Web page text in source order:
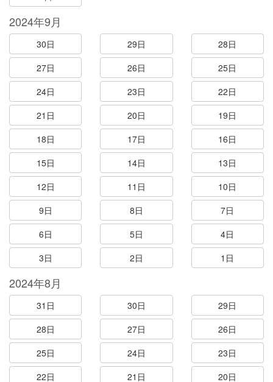
2024年9月
30日 29日
28日
27日
26日
25日
24日
23日
22日
21日
20日
19日
18日
17日
16日
15日
14日
13日
12日
11日
10日
9日
8日
7日
6日
5日
4日
3日
2日 1日
2024年8月
31日 30日
29日
28日
27日
26日
25日
24日
23日
22日
21日
20日